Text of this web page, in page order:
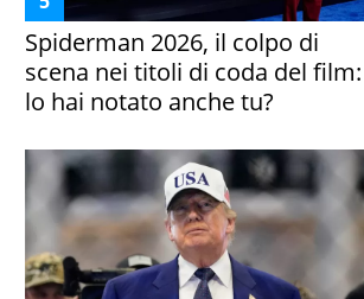
Spiderman 2026, il colpo di
scena nei titoli di coda del film:
lo hai notato anche tu?